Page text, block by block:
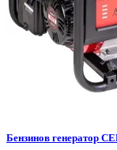
Бензинов генератор